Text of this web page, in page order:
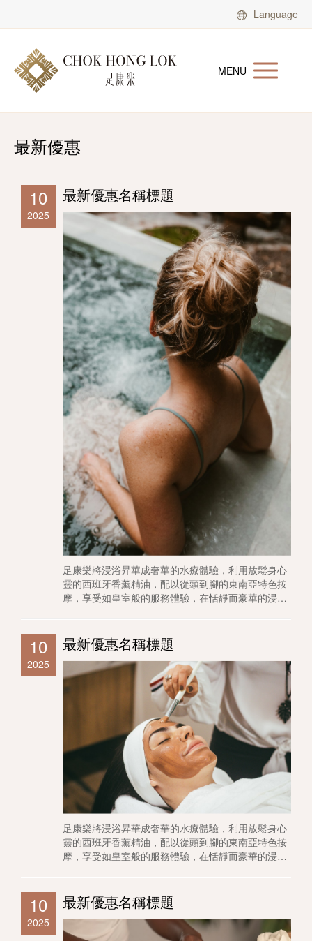
Language
MENU
最新優惠
10
2025
最新優惠名稱標題
足康樂將浸浴昇華成奢華的水療體驗，利用放鬆身心
靈的西班牙香薰精油，配以從頭到腳的東南亞特色按
摩，享受如皇室般的服務體驗，在恬靜而豪華的浸浴
號。
10
2025
最新優惠名稱標題
足康樂將浸浴昇華成奢華的水療體驗，利用放鬆身心
靈的西班牙香薰精油，配以從頭到腳的東南亞特色按
摩，享受如皇室般的服務體驗，在恬靜而豪華的浸浴
號。
10
2025
最新優惠名稱標題